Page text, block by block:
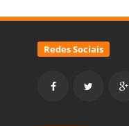
Redes Sociais